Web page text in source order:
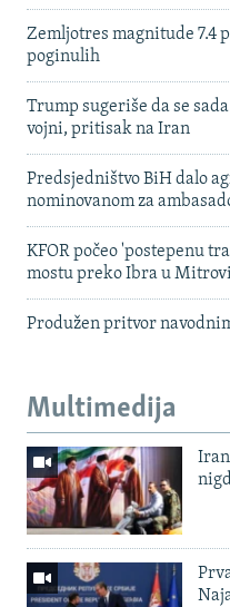
Zemljotres magnitude 7.4
poginulih
Trump sugeriše da se
vojni, pritisak na Iran
Predsjedništvo BiH dalo
nominovanom za
KFOR počeo 'postepenu
mostu preko Ibra u
Produžen pritvor
Multimedija